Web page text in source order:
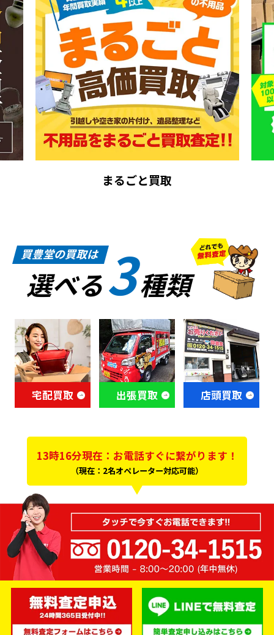
まるごと買取
買豊堂の買取は
選べる3種類
宅配買取 出張買取 店頭買取
13時16分現在：お電話すぐに繋がります！
（現在：2名オペレーター対応可能）